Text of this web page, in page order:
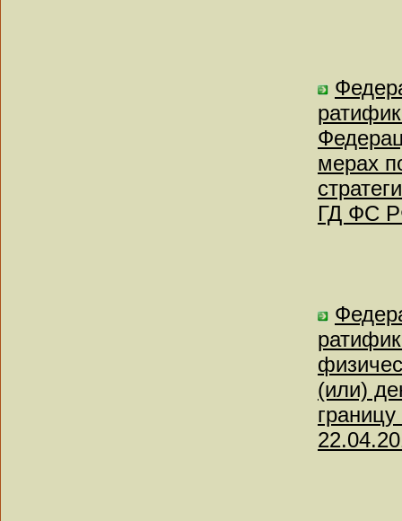
мерах
ГД ФС
(или)